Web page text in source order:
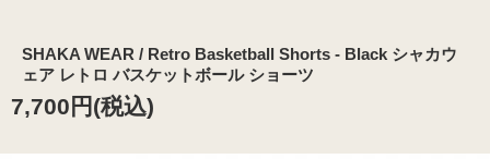
SHAKA WEAR / Retro Basketball Shorts - Black シャカウ
ェア レトロ バスケットボール ショーツ
7,700円(税込)